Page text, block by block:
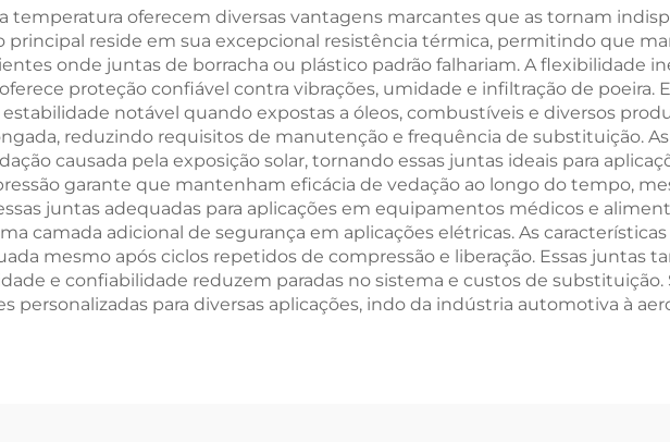
e
temperatura oferecem diversas vantagens marcantes que as tornam
principal reside em sua excepcional resistência térmica, permitindo que
onde juntas de borracha ou plástico padrão falhariam. A flexibilidade
proteção confiável contra vibrações, umidade e infiltração de poeira.
notável quando expostas a óleos, combustíveis e diversos
reduzindo requisitos de manutenção e frequência de substituição.
causada pela exposição solar, tornando essas juntas ideais para
garante que mantenham eficácia de vedação ao longo do tempo,
juntas adequadas para aplicações em equipamentos médicos e
camada adicional de segurança em aplicações elétricas. As
mesmo após ciclos repetidos de compressão e liberação. Essas juntas
e confiabilidade reduzem paradas no sistema e custos de
personalizadas para diversas aplicações, indo da indústria automotiva à